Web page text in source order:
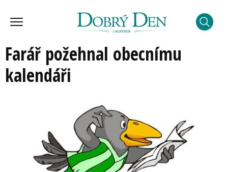
Farář požehnal obecnímu
kalendáři